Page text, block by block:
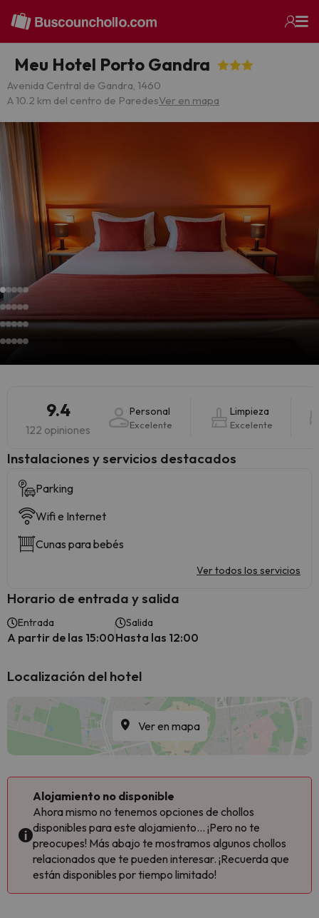
Meu Hotel Porto Gandra
Avenida Central de Gandra, 1460
A 10.2 km del centro de ParedesVer en mapa
9.4
122 opiniones
Personal
Excelente
Limpieza
Excelente
Instalaciones y servicios destacados
Parking
Wifi e Internet
Cunas para bebés
Ver todos los servicios
Horario de entrada y salida
Entrada
A partir de las 15:00
Salida
Hasta las 12:00
Localización del hotel
Ver en mapa
Alojamiento no disponible
Ahora mismo no tenemos opciones de chollos
disponibles para este alojamiento... ¡Pero no te
preocupes! Más abajo te mostramos algunos chollos
relacionados que te pueden interesar. ¡Recuerda que
están disponibles por tiempo limitado!